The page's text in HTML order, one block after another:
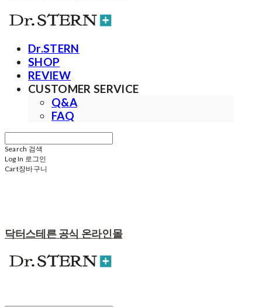
Dr.STERN
SHOP
REVIEW
CUSTOMER SERVICE
Q&A
FAQ
Search 검색
Log In 로그인
Cart장바구니
닥터스테른 공식 온라인몰